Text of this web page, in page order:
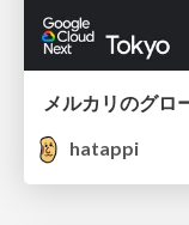
hatappi